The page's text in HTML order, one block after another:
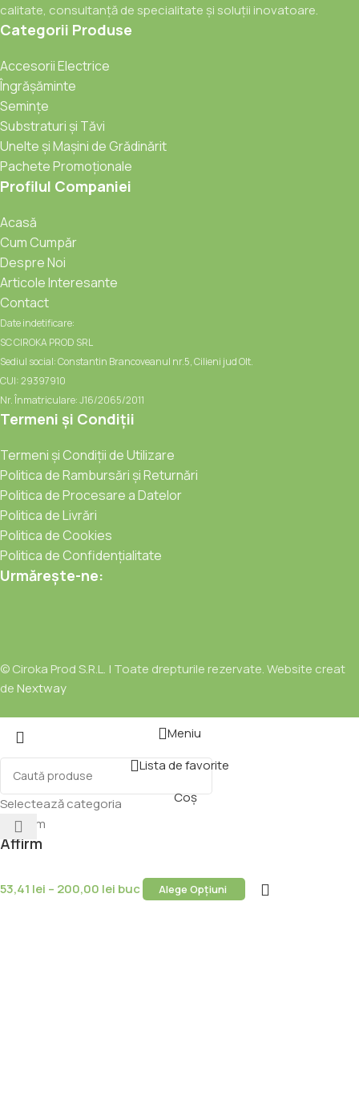
calitate, consultanță de specialitate și soluții inovatoare.
Categorii Produse
Accesorii Electrice
Îngrășăminte
Semințe
Substraturi și Tăvi
Unelte și Mașini de Grădinărit
Pachete Promoționale
Profilul Companiei
Acasă
Cum Cumpăr
Despre Noi
Articole Interesante
Contact
Date indetificare:
SC CIROKA PROD SRL
Sediul social: Constantin Brancoveanul nr.5, Cilieni jud Olt.
CUI: 29397910
Nr. Înmatriculare: J16/2065/2011
Termeni și Condiții
Termeni și Condiții de Utilizare
Politica de Rambursări și Returnări
Politica de Procesare a Datelor
Politica de Livrări
Politica de Cookies
Politica de Confidențialitate
Urmărește-ne:
© Ciroka Prod S.R.L. | Toate drepturile rezervate. Website creat
de Nextway
Selectează categoria
Meniu
Lista de favorite
Coș
Affirm
53,41 lei – 200,00 lei buc Alege Opțiuni